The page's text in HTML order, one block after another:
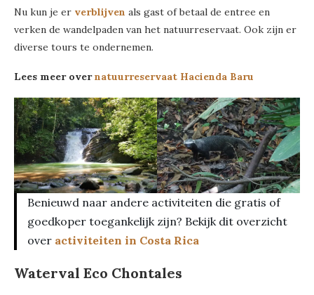
Nu kun je er verblijven als gast of betaal de entree en
verken de wandelpaden van het natuurreservaat. Ook zijn er
diverse tours te ondernemen.
Lees meer overnatuurreservaat Hacienda Baru
Benieuwd naar andere activiteiten die gratis of
goedkoper toegankelijk zijn? Bekijk dit overzicht
over activiteiten in Costa Rica
Waterval Eco Chontales